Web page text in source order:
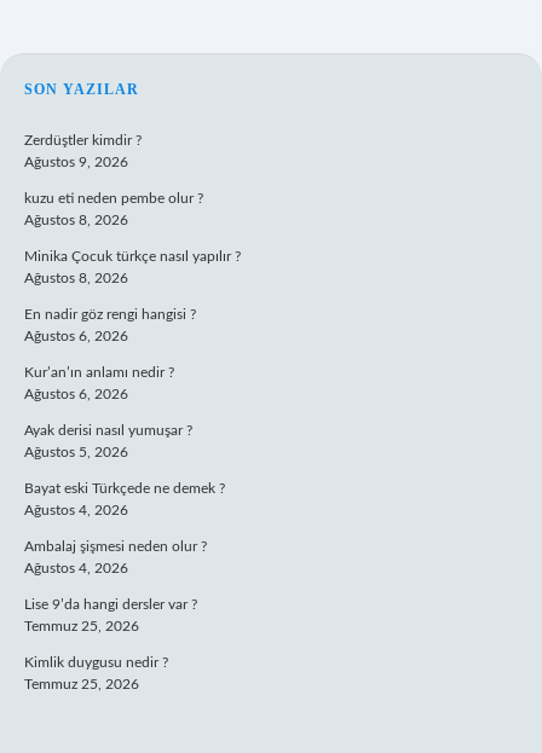
SIDEBAR
SON YAZILAR
Zerdüştler kimdir ?
Ağustos 9, 2026
kuzu eti neden pembe olur ?
Ağustos 8, 2026
Minika Çocuk türkçe nasıl yapılır ?
Ağustos 8, 2026
En nadir göz rengi hangisi ?
Ağustos 6, 2026
Kur’an’ın anlamı nedir ?
Ağustos 6, 2026
Ayak derisi nasıl yumuşar ?
Ağustos 5, 2026
Bayat eski Türkçede ne demek ?
Ağustos 4, 2026
Ambalaj şişmesi neden olur ?
Ağustos 4, 2026
Lise 9’da hangi dersler var ?
Temmuz 25, 2026
Kimlik duygusu nedir ?
Temmuz 25, 2026